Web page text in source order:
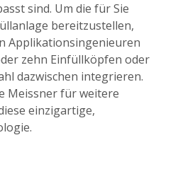
sind. Um die für Sie
bereitzustellen,
Applikationsingenieuren
zehn Einfüllköpfen oder
dazwischen integrieren.
Meissner für weitere
einzigartige,